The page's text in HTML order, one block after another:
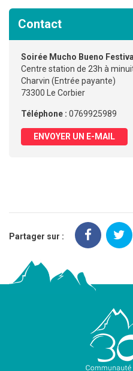
Contact
Soirée Mucho Bueno
Centre station de 23h à
Charvin (Entrée payante)
73300 Le Corbier
Téléphone : 0769925989
ENVOYER UN E-MAIL
Partager sur :